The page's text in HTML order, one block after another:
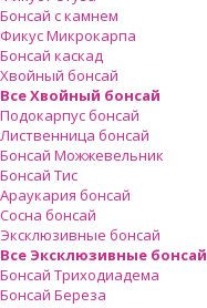
Бонсай с камнем
Фикус Микрокарпа
Бонсай каскад
Хвойный бонсай
Все Хвойный бонсай
Подокарпус бонсай
Лиственница бонсай
Бонсай Можжевельник
Бонсай Тис
Араукария бонсай
Сосна бонсай
Эксклюзивные бонсай
Все Эксклюзивные бонсай
Бонсай Триходиадема
Бонсай Береза